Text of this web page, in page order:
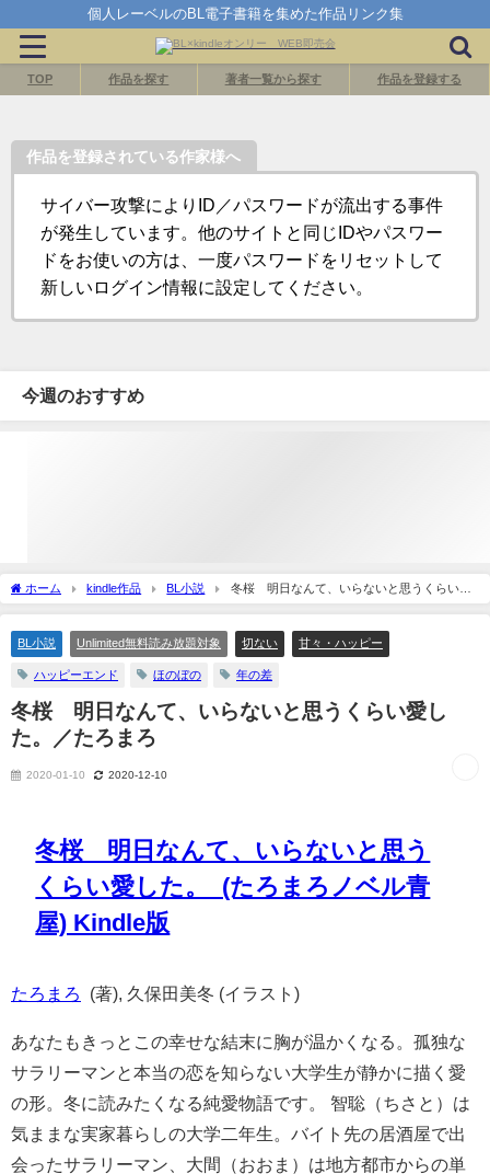
個人レーベルのBL電子書籍を集めた作品リンク集
TOP 作品を探す 著者一覧から探す 作品を登録する
作品を登録されている作家様へ
サイバー攻撃によりID／パスワードが流出する事件
が発生しています。他のサイトと同じIDやパスワー
ドをお使いの方は、一度パスワードをリセットして
新しいログイン情報に設定してください。
今週のおすすめ
ホーム kindle作品 BL小説
冬桜 明日なんて、いらないと思うくらい愛
した。／たろまろ
BL小説 Unlimited無料読み放題対象 切ない 甘々・ハッピー
ハッピーエンド ほのぼの 年の差
冬桜 明日なんて、いらないと思うくらい愛し
た。／たろまろ
2020-01-10 2020-12-10
冬桜 明日なんて、いらないと思う
くらい愛した。 (たろまろノベル青
屋) Kindle版
たろまろ (著), 久保田美冬 (イラスト)
あなたもきっとこの幸せな結末に胸が温かくなる。孤独な
サラリーマンと本当の恋を知らない大学生が静かに描く愛
の形。冬に読みたくなる純愛物語です。 智聡（ちさと）は
気ままな実家暮らしの大学二年生。バイト先の居酒屋で出
会ったサラリーマン、大間（おおま）は地方都市からの単